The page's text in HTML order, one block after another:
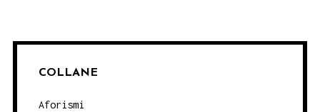
COLLANE
Aforismi